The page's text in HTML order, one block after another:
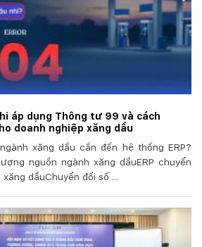
áp dụng Thông tư 99 và cách
doanh nghiệp xăng dầu
xăng dầu cần đến hệ thống ERP?
nguồn ngành xăng dầuERP chuyển
dầuChuyển đổi số ...